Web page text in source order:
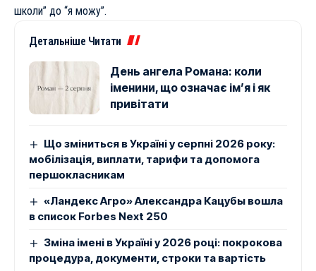
школи” до “я можу”.
Детальніше Читати
День ангела Романа: коли
іменини, що означає ім’я і як
привітати
Що зміниться в Україні у серпні 2026 року:
мобілізація, виплати, тарифи та допомога
першокласникам
«Ландекс Агро» Александра Кацубы вошла
в список Forbes Next 250
Зміна імені в Україні у 2026 році: покрокова
процедура, документи, строки та вартість